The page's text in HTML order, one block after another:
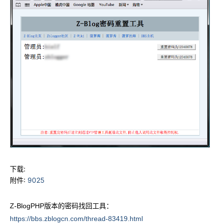
下载:
附件: 9025
Z-BlogPHP版本的密码找回工具：
https://bbs.zblogcn.com/thread-83419.html